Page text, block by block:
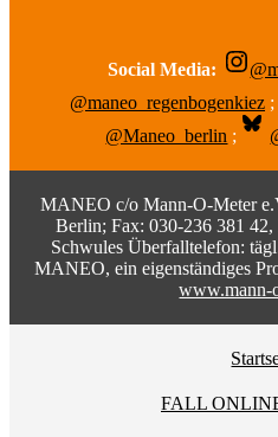
Social Media:
@maneo_regenbogenkiez ;
@Maneo_berlin ;
MANEO c/o Mann-O-Meter
Berlin; Fax: 030-236 381
Schwules Überfalltelefon:
MANEO, ein eigenständiges
www.mann-
FALL